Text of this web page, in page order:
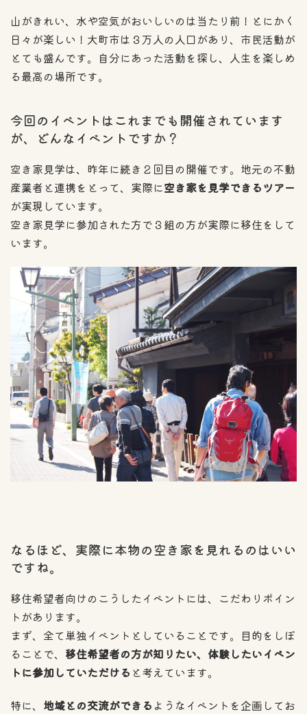
山がきれい、水や空気がおいしいのは当たり前！とにかく
日々が楽しい！大町市は３万人の人口があり、市民活動が
とても盛んです。自分にあった活動を探し、人生を楽しめ
る最高の場所です。
今回のイベントはこれまでも開催されています
が、どんなイベントですか？
空き家見学は、昨年に続き２回目の開催です。地元の不動
産業者と連携をとって、実際に空き家を見学できるツアー
が実現しています。
空き家見学に参加された方で３組の方が実際に移住をして
います。
なるほど、実際に本物の空き家を見れるのはいい
ですね。
移住希望者向けのこうしたイベントには、こだわりポイン
トがあります。
まず、全て単独イベントとしていることです。目的をしぼ
ることで、 移住希望者の方が知りたい、体験したいイベン
トに参加していただける と考えています。
特に、 地域との交流ができる ようなイベントを企画してお